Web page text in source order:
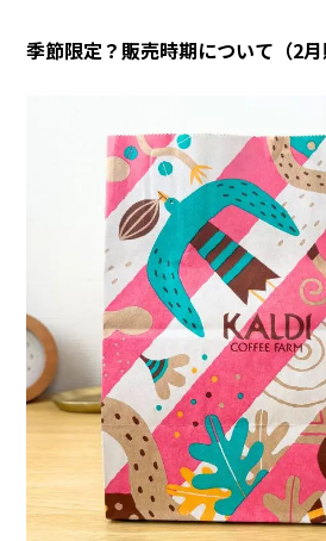
季節限定？販売時期について（2月